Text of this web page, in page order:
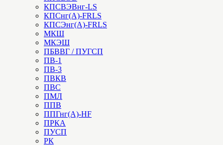
КПСВЭВнг-LS
КПСнг(А)-FRLS
КПСЭнг(А)-FRLS
МКШ
МКЭШ
ПБВВГ / ПУГСП
ПВ-1
ПВ-3
ПВКВ
ПВС
ПМЛ
ППВ
ППГнг(А)-HF
ПРКА
ПУСП
РК